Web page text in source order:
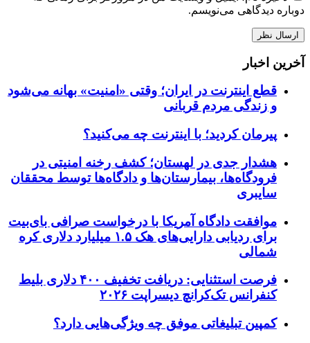
دوباره دیدگاهی می‌نویسم.
آخرین اخبار
قطع اینترنت در ایران؛ وقتی «امنیت» بهانه می‌شود
و زندگی مردم قربانی
پیرمان کردید؛ با اینترنت چه می‌کنید؟
هشدار جدی در لهستان؛ کشف رخنه امنیتی در
فرودگاه‌ها، بیمارستان‌ها و دادگاه‌ها توسط محققان
سایبری
موافقت دادگاه آمریکا با درخواست صرافی بای‌بیت
برای ردیابی دارایی‌های هک ۱.۵ میلیارد دلاری کره
شمالی
فرصت استثنایی: دریافت تخفیف ۴۰۰ دلاری بلیط
کنفرانس تک‌کرانچ دیسراپت ۲۰۲۶
کمپین تبلیغاتی موفق چه ویژگی‌هایی دارد؟